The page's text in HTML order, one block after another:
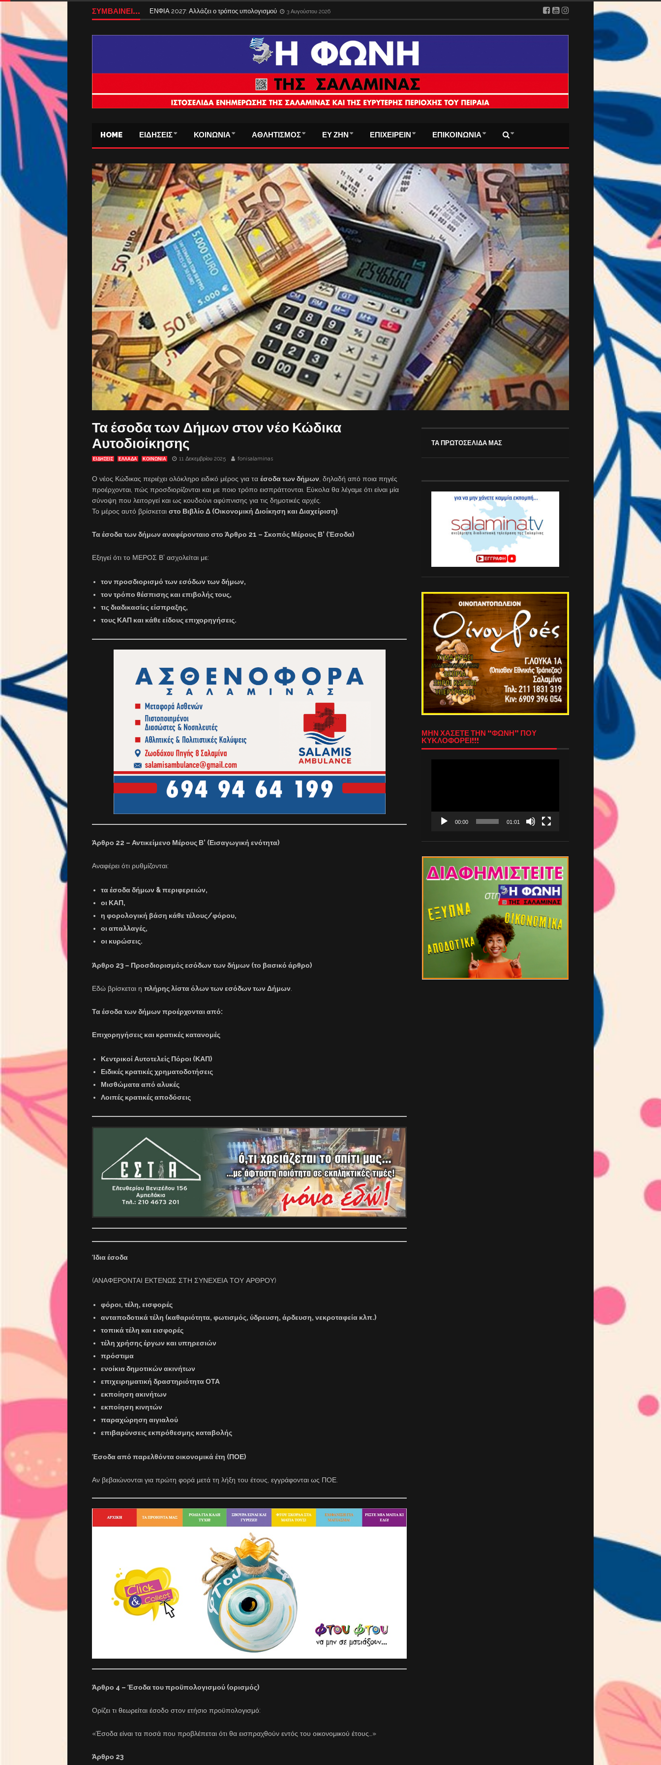
ΣΥΜΒΑΙΝΕΙ... Tέλος από σήμερα τα ταξίδια στο εξωτερικό με την παλιά ταυτότητα – Λήγει η προθεσμία
HOME ΕΙΔΗΣΕΙΣ ΚΟΙΝΩΝΙΑ ΑΘΛΗΤΙΣΜΟΣ ΕΥ ΖΗΝ ΕΠΙΧΕΙΡΕΙΝ ΕΠΙΚΟΙΝΩΝΙΑ
Τα έσοδα των Δήμων στον νέο Κώδικα
Αυτοδιοίκησης
ΕΙΔΗΣΕΙΣ ΕΛΛΑΔΑ ΚΟΙΝΩΝΙΑ 11 Δεκεμβρίου 2025 fonisalaminas
Ο νέος Κώδικας περιέχει ολόκληρο ειδικό μέρος για τα έσοδα των δήμων , δηλαδή από ποια πηγές
προέρχονται, πώς προσδιορίζονται και με ποιο τρόπο εισπράττονται. Εύκολα θα λέγαμε ότι είναι μία
σύνοψη που λειτοργεί και ως κουδούνι αφύπνισης για τις δημοτικές αρχές.
Το μέρος αυτό βρίσκεται στο Βιβλίο Δ (Οικονομική Διοίκηση και Διαχείριση)
Τα έσοδα των δήμων αναφέρονταιο στο Άρθρο 21 – Σκοπός Μέρους Β’ (Έσοδα)
Εξηγεί ότι το ΜΕΡΟΣ Β’ ασχολείται με:
τον προσδιορισμό των εσόδων των δήμων,
τον τρόπο θέσπισης και επιβολής τους,
τις διαδικασίες είσπραξης,
τους ΚΑΠ και κάθε είδους επιχορηγήσεις.
Άρθρο 22 – Αντικείμενο Μέρους Β’ (Εισαγωγική ενότητα)
Αναφέρει ότι ρυθμίζονται:
τα έσοδα δήμων & περιφερειών,
οι ΚΑΠ,
η φορολογική βάση κάθε τέλους/φόρου,
οι απαλλαγές,
οι κυρώσεις.
Άρθρο 23 – Προσδιορισμός εσόδων των δήμων (το βασικό άρθρο)
Εδώ βρίσκεται η πλήρης λίστα όλων των εσόδων των Δήμων
Τα έσοδα των δήμων προέρχονται από:
Επιχορηγήσεις και κρατικές κατανομές
Κεντρικοί Αυτοτελείς Πόροι (ΚΑΠ)
Ειδικές κρατικές χρηματοδοτήσεις
Μισθώματα από αλυκές
Λοιπές κρατικές αποδόσεις
Ίδια έσοδα
(ΑΝΑΦΕΡΟΝΤΑΙ ΕΚΤΕΝΩΣ ΣΤΗ ΣΥΝΕΧΕΙΑ ΤΟΥ ΑΡΘΡΟΥ)
φόροι, τέλη, εισφορές
ανταποδοτικά τέλη (καθαριότητα, φωτισμός, ύδρευση, άρδευση, νεκροταφεία κλπ.)
τοπικά τέλη και εισφορές
τέλη χρήσης έργων και υπηρεσιών
πρόστιμα
ενοίκια δημοτικών ακινήτων
επιχειρηματική δραστηριότητα ΟΤΑ
εκποίηση ακινήτων
εκποίηση κινητών
παραχώρηση αιγιαλού
επιβαρύνσεις εκπρόθεσμης καταβολής
Έσοδα από παρελθόντα οικονομικά έτη (ΠΟΕ)
Αν βεβαιώνονται για πρώτη φορά μετά τη λήξη του έτους, εγγράφονται ως ΠΟΕ.
Άρθρο 4 – Έσοδα του προϋπολογισμού (ορισμός)
Ορίζει τι θεωρείται έσοδο στον ετήσιο προϋπολογισμό:
«Έσοδα είναι τα ποσά που προβλέπεται ότι θα εισπραχθούν εντός του οικονομικού έτους…»
Άρθρο 23
ΤΑ ΠΡΩΤΟΣΕΛΙΔΑ ΜΑΣ
ΜΗΝ ΧΑΣΕΤΕ ΤΗΝ “ΦΩΝΗ” ΠΟΥ
ΚΥΚΛΟΦΟΡΕΙ!!!
00:00 01:01